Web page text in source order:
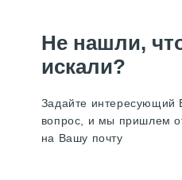
Не нашли,
искали?
Задайте интересующий
вопрос, и мы пришлем
на Вашу почту